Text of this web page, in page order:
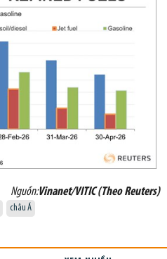
Nguồn:Vinanet/VITIC (Theo Reuters)
châu Á